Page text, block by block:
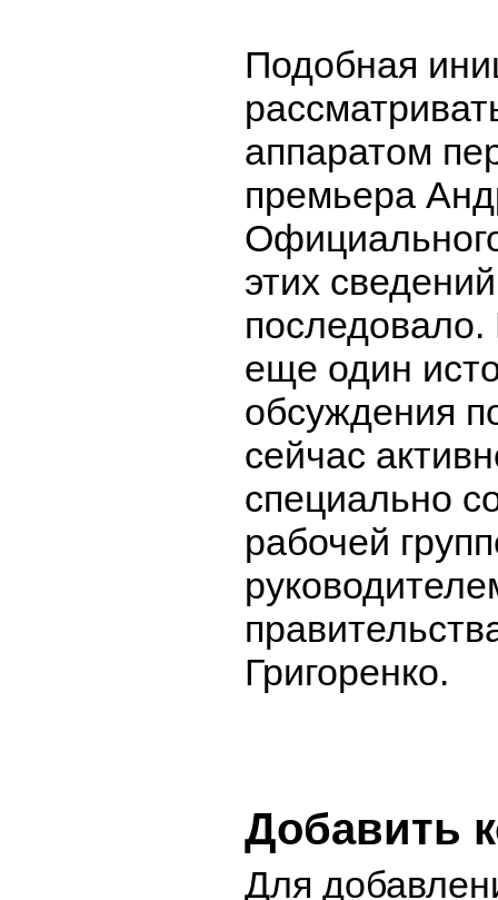
Подобная
аппаратом
премьера
этих
последовало.
еще один
обсуждения
сейчас
специально
рабочей
Григоренко.
Добавить
Для